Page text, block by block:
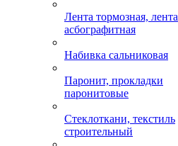
Лента тормозная, лента
асбографитная
Набивка сальниковая
Паронит, прокладки
паронитовые
Стеклоткани, текстиль
строительный